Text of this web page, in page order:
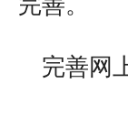
完善网